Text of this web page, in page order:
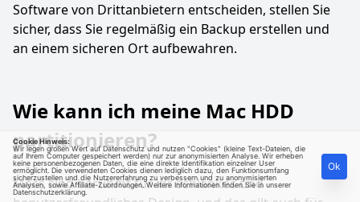
Software von Drittanbietern entscheiden, stellen Sie
sicher, dass Sie regelmäßig ein Backup erstellen und
an einem sicheren Ort aufbewahren.
Wie kann ich meine Mac HDD
partitionieren?
Macs sind berühmt für ihr schlankes und
Cookie Hinweis:
Wir legen großen Wert auf Datenschutz und nutzen "Cookies" (kleine Text-Dateien, die
auf Ihrem Computer gespeichert werden) nur zur anonymisierten Analyse. Wir erheben
keine personenbezogenen Daten, die eine direkte Identifikation einzelner User
ermöglicht. Die verwendeten Cookies dienen lediglich dazu, den Funktionsumfang
sicherzustellen und die Nutzererfahrung zu verbessern und zu anonymisierten
Analysen, sowie Affiliate-Zuordnungen. Weitere Informationen finden Sie in unserer
Datenschutzerklärung
Ok